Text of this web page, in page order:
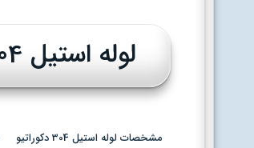
لوله استیل 304 دکوراتیو قطر 51 ضخامت 0.8 م.م طلایی
مشخصات لوله استیل 304 دکوراتیو